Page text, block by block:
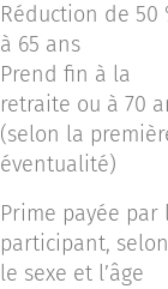
Réduction de 50
à 65 ans
Prend fin à la
retraite ou à 70
(selon la
éventualité)
Prime payée par
participant, selon
le sexe et l’âge